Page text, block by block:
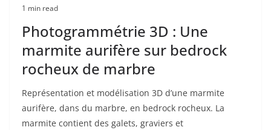
1 min read
Photogrammétrie 3D : Une
marmite aurifère sur bedrock
rocheux de marbre
Représentation et modélisation 3D d’une marmite
aurifère, dans du marbre, en bedrock rocheux. La
marmite contient des galets, graviers et